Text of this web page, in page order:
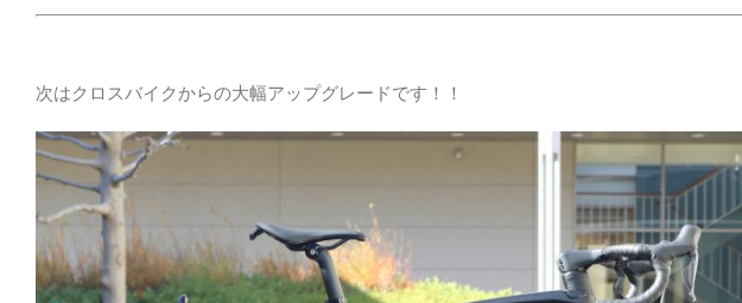
次はクロスバイクからの大幅アップグレードです！！